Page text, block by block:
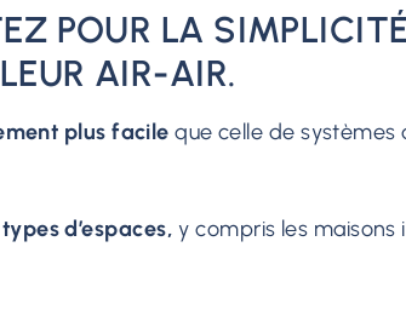
POUR LA
AIR-AIR.
plus facile que celle de systèmes
d’espaces, y compris les